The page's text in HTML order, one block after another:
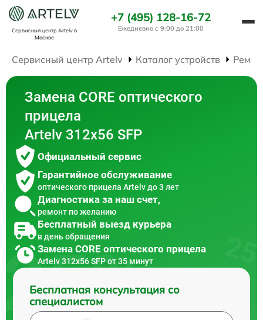
Сервисный центр Artelvв
Москве
+7 (495) 128-16-72
Ежедневно с 9:00 до 21:00
Сервисный центр Artelv Каталог устройств
Замена CORE оптического
прицела
Artelv 312x56 SFP
Официальный сервис
Гарантийное обслуживание
оптического прицела Artelv до 3 лет
Диагностика за наш счет,
ремонт по желанию
Бесплатный выезд курьера
в день обращения
Замена CORE оптического прицела
Artelv 312x56 SFP от 35 минут
Бесплатная консультация со
специалистом